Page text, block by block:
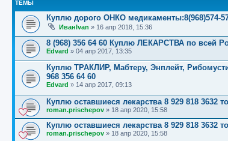
ТЕМЫ
Куплю дорого ОНКО медикаменты:8(968)574-
ИванIvan » 16 апр 2018, 15:36
8 (968) 356 64 60 Куплю ЛЕКАРСТВА по всей
Edvard » 04 апр 2017, 13:35
Куплю ТРАКЛИР, Мабтеру, Энплейт,
968 356 64 60
Edvard » 14 апр 2017, 09:13
Куплю оставшиеся лекарства 8 929 818
roman.prischepov » 18 апр 2020, 15:58
Куплю оставшиеся лекарства 8 929 818
roman.prischepov » 18 апр 2020, 15:58